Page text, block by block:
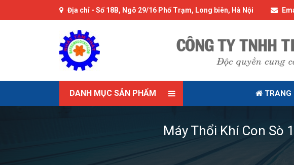
Địa chỉ - Số 18B, Ngõ 29/16 Phố Trạm, Long biên, Hà Nội
DANH MỤC SẢN PHẨM TRANG
Máy Thổi Khí Con Sò